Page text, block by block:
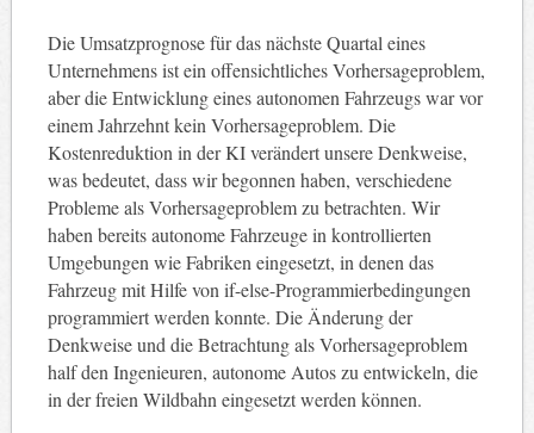
Die Umsatzprognose für das nächste Quartal eines
Unternehmens ist ein offensichtliches Vorhersageproblem,
aber die Entwicklung eines autonomen Fahrzeugs war vor
einem Jahrzehnt kein Vorhersageproblem. Die
Kostenreduktion in der KI verändert unsere Denkweise,
was bedeutet, dass wir begonnen haben, verschiedene
Probleme als Vorhersageproblem zu betrachten. Wir
haben bereits autonome Fahrzeuge in kontrollierten
Umgebungen wie Fabriken eingesetzt, in denen das
Fahrzeug mit Hilfe von if-else-Programmierbedingungen
programmiert werden konnte. Die Änderung der
Denkweise und die Betrachtung als Vorhersageproblem
half den Ingenieuren, autonome Autos zu entwickeln, die
in der freien Wildbahn eingesetzt werden können.